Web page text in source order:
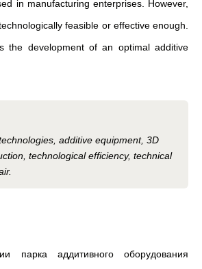
in manufacturing enterprises. However,
feasible or effective enough.
the development of an optimal additive
additive equipment, 3D
technological efficiency, technical
парка аддитивного оборудования